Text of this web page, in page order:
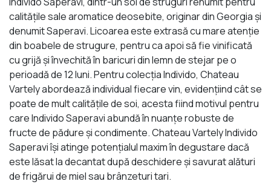
calitățile sale aromatice deosebite, originar din Georgia și
denumit Saperavi. Licoarea este extrasă cu mare atenție
din boabele de strugure, pentru ca apoi să fie vinificată
cu grijă şi învechită în baricuri din lemn de stejar pe o
perioadă de 12 luni. Pentru colecţia Individo, Chateau
Vartely abordează individual fiecare vin, evidenţiind cât se
poate de mult calităţile de soi, acesta fiind motivul pentru
care Individo Saperavi abundă în nuanţe robuste de
fructe de pădure şi condimente. Chateau Vartely Individo
Saperavi își atinge potențialul maxim în degustare dacă
este lăsat la decantat după deschidere şi savurat alături
de frigărui de miel sau brânzeturi tari.